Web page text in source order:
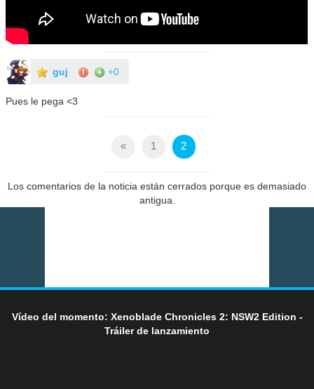
guj +0
Pues le pega <3
« 1 2
Los comentarios de la noticia están cerrados porque es demasiado
antigua.
Vídeo del momento: Xenoblade Chronicles 2: NSW2 Edition -
Tráiler de lanzamiento